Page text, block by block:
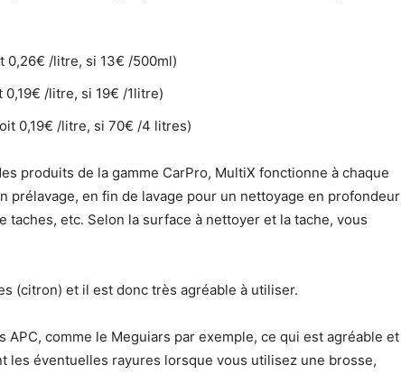
0,26€ /litre, si 13€ /500ml)
/litre, si 19€ /1litre)
0,19€ /litre, si 70€ /4 litres)
produits de la gamme CarPro, MultiX fonctionne à chaque
prélavage, en fin de lavage pour un nettoyage en profondeur
taches, etc. Selon la surface à nettoyer et la tache, vous
(citron) et il est donc très agréable à utiliser.
APC, comme le Meguiars par exemple, ce qui est agréable et
les éventuelles rayures lorsque vous utilisez une brosse,